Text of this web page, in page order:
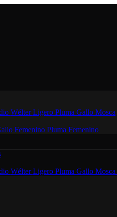
WélterLigero Pluma Gallo Mosca
Femenino Pluma Femenino
WélterLigero Pluma Gallo Mosca